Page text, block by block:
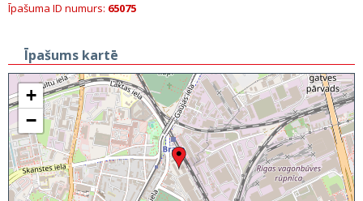
Īpašuma ID numurs: 65075
Īpašums kartē
+
−